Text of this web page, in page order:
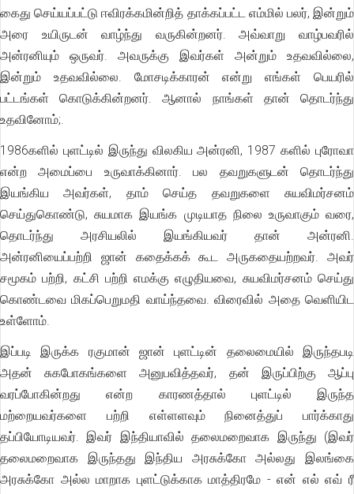
கைது செய்யப்பட்டு ஈவிரக்கமின்றித் தாக்கப்பட்ட எம்மில் பலர், இன்றும்
அரை உயிருடன் வாழ்ந்து வருகின்றனர். அவ்வாறு வாழ்பவரில்
அன்ரனியும் ஒருவர். அவருக்கு இவர்கள் அன்றும் உதவவில்லை,
இன்றும் உதவவில்லை. மோசடிக்காரன் என்று எங்கள் பெயரில்
பட்டங்கள் கொடுக்கின்றனர். ஆனால் நாங்கள் தான் தொடர்ந்து
உதவினோம்;.
1986களில் புளட்டில் இருந்து விலகிய அன்ரனி, 1987 களில் புரோவா
என்ற அமைப்பை உருவாக்கினார். பல தவறுகளுடன் தொடர்ந்து
இயங்கிய அவர்கள், தாம் செய்த தவறுகளை சுயவிமர்சனம்
செய்துகொண்டு, சுயமாக இயங்க முடியாத நிலை உருவாகும் வரை,
தொடர்ந்து அரசியலில் இயங்கியவர் தான் அன்ரனி.
அன்ரனியைப்பற்றி ஜான் கதைக்கக் கூட அருகதையற்றவர். அவர்
சமூகம் பற்றி, கட்சி பற்றி எமக்கு எழுதியவை, சுயவிமர்சனம் செய்து
கொண்டவை மிகப்பெறுமதி வாய்ந்தவை. விரைவில் அதை வெளியிட
உள்ளோம்.
இப்படி இருக்க ரகுமான் ஜான் புளட்டின் தலைமையில் இருந்தபடி
அதன் சுகபோகங்களை அனுபவித்தவர், தன் இருப்பிற்கு ஆப்பு
வரப்போகின்றது என்ற காரணத்தால் புளட்டில் இருந்த
மற்றையவர்களை பற்றி எள்ளளவும் நினைத்துப் பார்க்காது
தப்பியோடியவர். இவர் இந்தியாவில் தலைமறைவாக இருந்து (இவர்
தலைமறைவாக இருந்தது இந்திய அரசுக்கோ அல்லது இலங்கை
அரசுக்கோ அல்ல மாறாக புளட்டுக்காக மாத்திரமே - என் எல் எவ் ரீ